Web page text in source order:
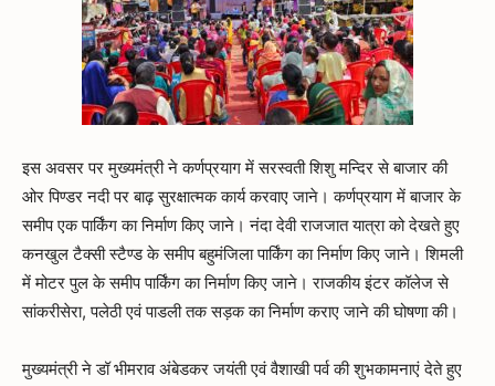
इस अवसर पर मुख्यमंत्री ने कर्णप्रयाग में सरस्वती शिशु मन्दिर से बाजार की
ओर पिण्डर नदी पर बाढ़ सुरक्षात्मक कार्य करवाए जाने। कर्णप्रयाग में बाजार के
समीप एक पार्किंग का निर्माण किए जाने। नंदा देवी राजजात यात्रा को देखते हुए
कनखुल टैक्सी स्टैण्ड के समीप बहुमंजिला पार्किंग का निर्माण किए जाने। शिमली
में मोटर पुल के समीप पार्किंग का निर्माण किए जाने। राजकीय इंटर कॉलेज से
सांकरीसेरा, पलेठी एवं पाडली तक सड़क का निर्माण कराए जाने की घोषणा की।
मुख्यमंत्री ने डॉ भीमराव अंबेडकर जयंती एवं वैशाखी पर्व की शुभकामनाएं देते हुए